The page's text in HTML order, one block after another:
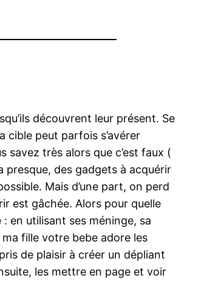
découvrent leur présent. Se
cible peut parfois s’avérer
savez très alors que c’est faux (
presque, des gadgets à acquérir
Mais d’une part, on perd
est gâchée. Alors pour quelle
en utilisant ses méninge, sa
fille votre bebe adore les
de plaisir à créer un dépliant
les mettre en page et voir